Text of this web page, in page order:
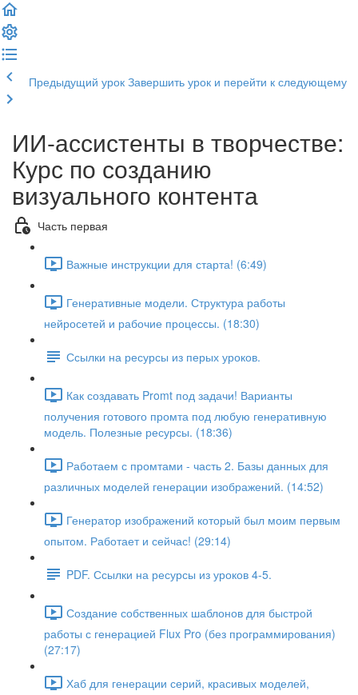
Предыдущий урок Завершить урок и перейти к следующему
ИИ-ассистенты в творчестве:
Курс по созданию
визуального контента
Часть первая
Важные инструкции для старта! (6:49)
Генеративные модели. Структура работы
нейросетей и рабочие процессы. (18:30)
Ссылки на ресурсы из перых уроков.
Как создавать Promt под задачи! Варианты
получения готового промта под любую генеративную
модель. Полезные ресурсы. (18:36)
Работаем с промтами - часть 2. Базы данных для
различных моделей генерации изображений. (14:52)
Генератор изображений который был моим первым
опытом. Работает и сейчас! (29:14)
PDF. Ссылки на ресурсы из уроков 4-5.
Создание собственных шаблонов для быстрой
работы с генерацией Flux Pro (без программирования)
(27:17)
Хаб для генерации серий, красивых моделей,